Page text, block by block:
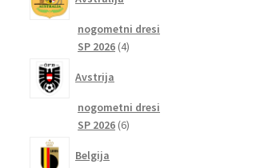
nogometni dresi
SP 2026 44
Avstrija
nogometni dresi
SP 2026 66
Belgija